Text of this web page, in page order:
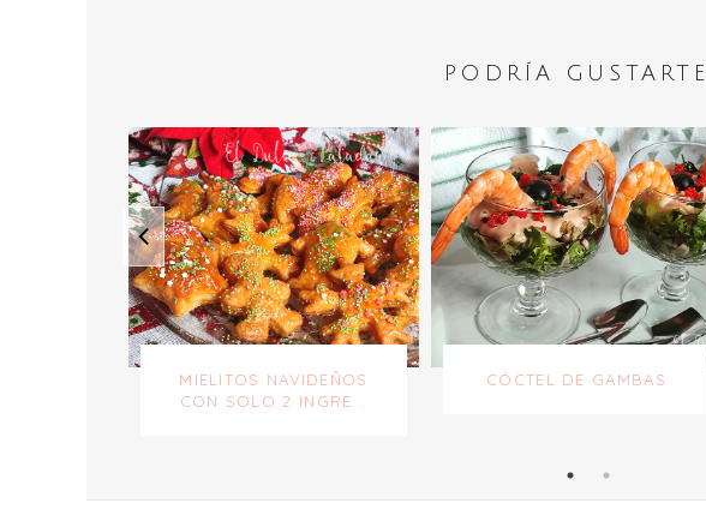
PODRÍA GUSTARTE
MIELITOS NAVIDEÑOS
CON SOLO 2 INGRE...
CÓCTEL DE GAMBAS